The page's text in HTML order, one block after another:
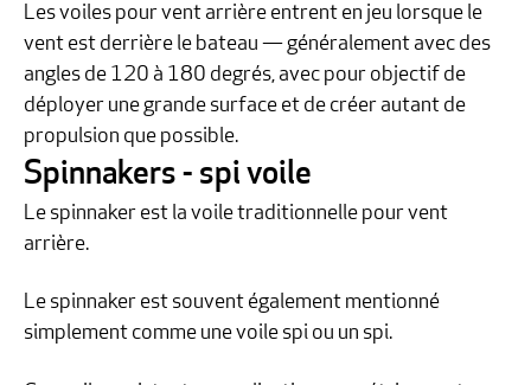
Les voiles pour vent arrière entrent en jeu lorsque le
vent est derrière le bateau — généralement avec des
angles de 120 à 180 degrés, avec pour objectif de
déployer une grande surface et de créer autant de
propulsion que possible.
Spinnakers - spi voile
Le spinnaker est la voile traditionnelle pour vent
arrière.
Le spinnaker est souvent également mentionné
simplement comme une voile spi ou un spi.